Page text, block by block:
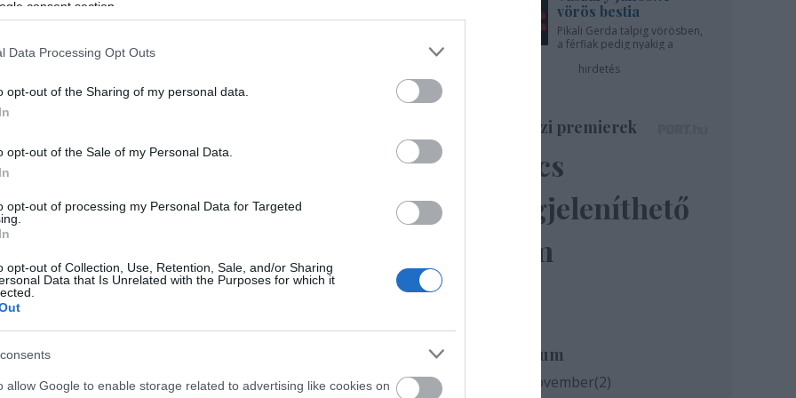
consent section.
Data Processing Opt Outs
opt-out of the Sharing of my personal data.
opt-out of the Sale of my Personal Data.
opt-out of processing my Personal Data for Targeted
opt-out of Collection, Use, Retention, Sale, and/or Sharing
Data that Is Unrelated with the Purposes for which it
allow Google to enable storage related to advertising like cookies on
a világ egyik legjelentősebb operaházának
hogy olyan sztárdirigensek, mint
ház 2014. október 1-jén hivatalba lépő új intendánsa,
tett említést, hogy már beszélt is telefonon
Riccardo
Forrás: MTI
vörös bestia
Pikali Gerda talpig vörösben,
a férfiak pedig nyakig a
hirdetés
Színházi premierek
Nincs
megjeleníthető
elem
Archívum
2020 november(2)